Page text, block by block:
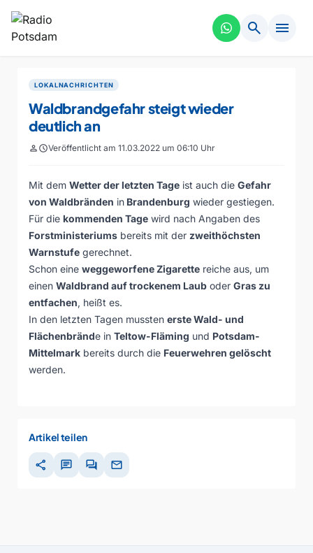
search menu
LOKALNACHRICHTEN
Waldbrandgefahr steigt wieder
deutlich an
personscheduleVeröffentlicht am 11.03.2022 um 06:10 Uhr
Mit dem Wetter der letzten Tage ist auch die Gefahr
von Waldbränden in Brandenburg wieder gestiegen.
Für die kommenden Tage wird nach Angaben des
Forstministeriums bereits mit der zweithöchsten
Warnstufe gerechnet.
Schon eine weggeworfene Zigarette reiche aus, um
einen Waldbrand auf trockenem Laub oder Gras zu
entfachen, heißt es.
In den letzten Tagen mussten erste Wald- und
Flächenbrände in Teltow-Fläming und Potsdam-
Mittelmark bereits durch die Feuerwehren gelöscht
werden.
Artikel teilen
share chat forum mail